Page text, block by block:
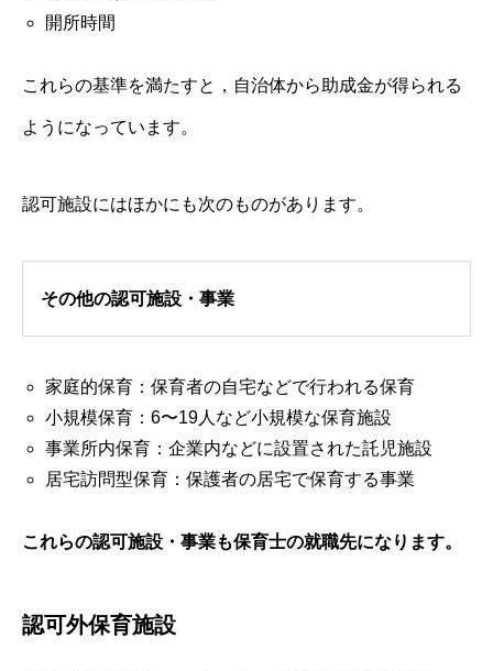
開所時間
これらの基準を満たすと，自治体から助成金が得られる
ようになっています。
認可施設にはほかにも次のものがあります。
その他の認可施設・事業
家庭的保育：保育者の自宅などで行われる保育
小規模保育：6〜19人など小規模な保育施設
事業所内保育：企業内などに設置された託児施設
居宅訪問型保育：保護者の居宅で保育する事業
これらの認可施設・事業も保育士の就職先になります。
認可外保育施設